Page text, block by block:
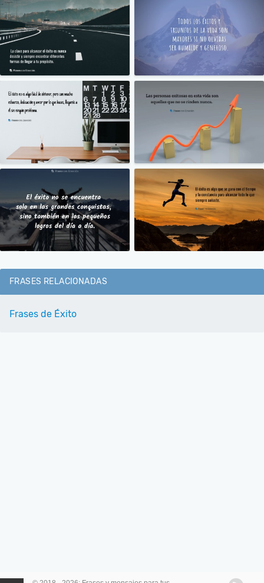
FRASES RELACIONADAS
Frases de Éxito